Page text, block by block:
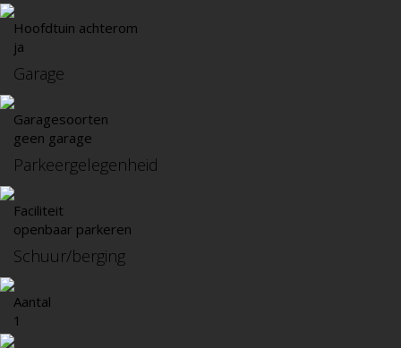
Hoofdtuin achterom
ja
Garage
Garagesoorten
geen garage
Parkeergelegenheid
Faciliteit
openbaar parkeren
Schuur/berging
Aantal
1